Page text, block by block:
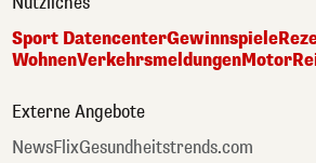
Sport DatencenterGewinnspiele
WohnenVerkehrsmeldungenMotor
Externe Angebote
NewsFlixGesundheitstrends.com